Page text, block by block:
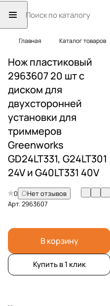
Главная Каталог товаров
Нож пластиковый
2963607 20 шт с
диском для
двухсторонней
установки для
триммеров
Greenworks
GD24LT331, G24LT301
24V и G40LT331 40V
0
Нет отзывов
Арт.2963607
В корзину
Купить в 1 клик